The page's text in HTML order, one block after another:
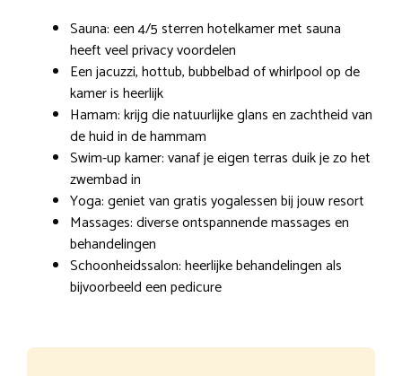
Sauna: een 4/5 sterren hotelkamer met sauna
heeft veel privacy voordelen
Een jacuzzi, hottub, bubbelbad of whirlpool op de
kamer is heerlijk
Hamam: krijg die natuurlijke glans en zachtheid van
de huid in de hammam
Swim-up kamer: vanaf je eigen terras duik je zo het
zwembad in
Yoga: geniet van gratis yogalessen bij jouw resort
Massages: diverse ontspannende massages en
behandelingen
Schoonheidssalon: heerlijke behandelingen als
bijvoorbeeld een pedicure